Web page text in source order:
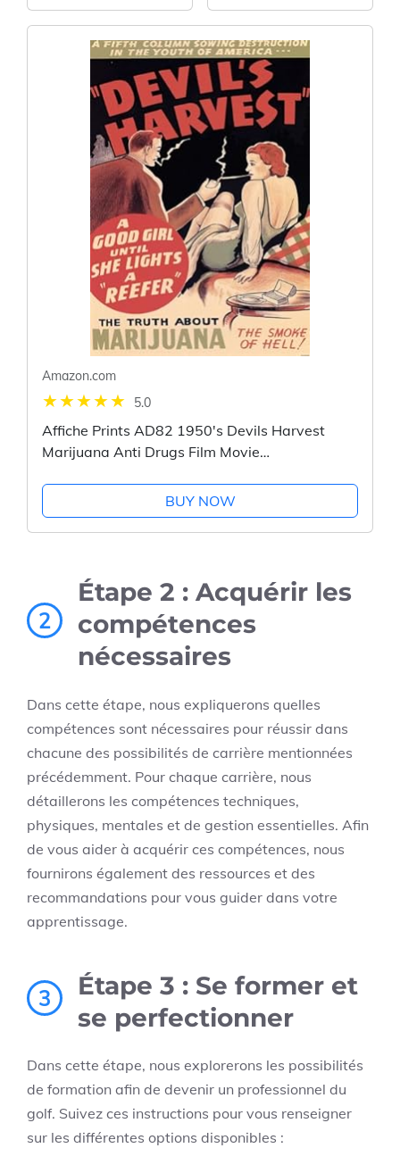
thématique complet
| Collège Lycée
Prépa Université
Frustration Free
Packaging
Amazon.com
5.0
Affiche Prints AD82 1950's Devils Harvest
Marijuana Anti Drugs Film Movie
BUY NOW
2
Étape 2 : Acquérir les
compétences
nécessaires
Dans cette étape, nous expliquerons quelles
compétences sont nécessaires pour réussir dans
chacune des possibilités de carrière mentionnées
précédemment. Pour chaque carrière, nous
détaillerons les compétences techniques,
physiques, mentales et de gestion essentielles. Afin
de vous aider à acquérir ces compétences, nous
fournirons également des ressources et des
recommandations pour vous guider dans votre
apprentissage.
3
Étape 3 : Se former et
se perfectionner
Dans cette étape, nous explorerons les possibilités
de formation afin de devenir un professionnel du
golf. Suivez ces instructions pour vous renseigner
sur les différentes options disponibles :